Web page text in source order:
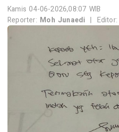
Kamis 04-06-2026,08:07 WIB
Reporter: Moh Junaedi |